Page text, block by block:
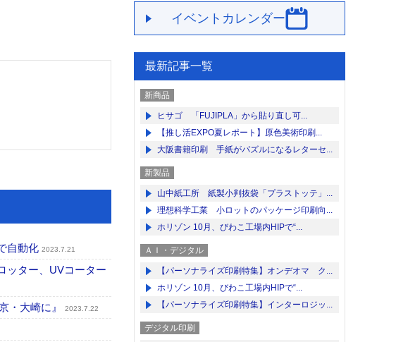
自動化 2023.7.21
ッター、UVコーター
・大崎に』 2023.7.22
イベントカレンダー
最新記事一覧
新商品
ヒサゴ 「FUJIPLA」から貼り直し可...
【推し活EXPO夏レポート】原色美術印刷...
大阪書籍印刷 手紙がパズルになるレターセ...
新製品
山中紙工所 紙製小判抜袋「プラストッテ」...
理想科学工業 小ロットのパッケージ印刷向...
ホリゾン 10月、びわこ工場内HIPで“...
ＡＩ・デジタル
【パーソナライズ印刷特集】オンデオマ ク...
ホリゾン 10月、びわこ工場内HIPで“...
【パーソナライズ印刷特集】インターロジッ...
デジタル印刷